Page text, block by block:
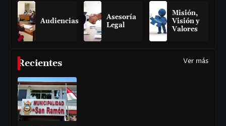
Audiencias
Asesoría
Legal
Misión,
Visión y
Valores
Recientes Ver más